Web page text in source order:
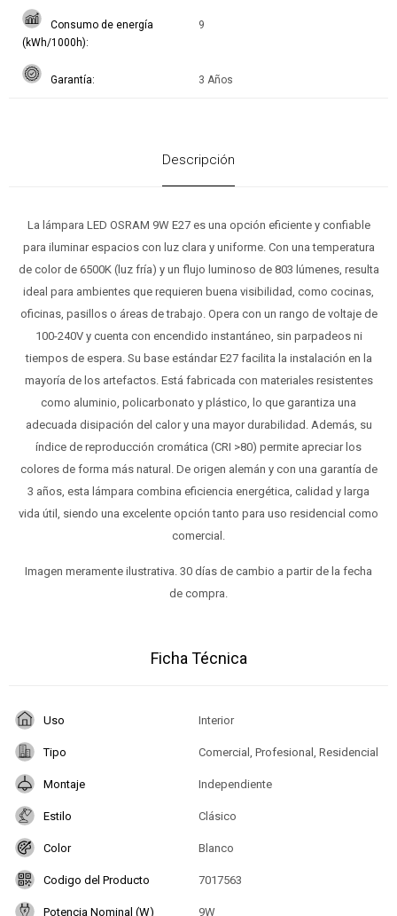
Consumo de energía
(kWh/1000h)
9
Garantía 3 Años
Descripción
La lámpara LED OSRAM 9W E27 es una opción eficiente y confiable
para iluminar espacios con luz clara y uniforme. Con una temperatura
de color de 6500K (luz fría) y un flujo luminoso de 803 lúmenes, resulta
ideal para ambientes que requieren buena visibilidad, como cocinas,
oficinas, pasillos o áreas de trabajo. Opera con un rango de voltaje de
100-240V y cuenta con encendido instantáneo, sin parpadeos ni
tiempos de espera. Su base estándar E27 facilita la instalación en la
mayoría de los artefactos. Está fabricada con materiales resistentes
como aluminio, policarbonato y plástico, lo que garantiza una
adecuada disipación del calor y una mayor durabilidad. Además, su
índice de reproducción cromática (CRI >80) permite apreciar los
colores de forma más natural. De origen alemán y con una garantía de
3 años, esta lámpara combina eficiencia energética, calidad y larga
vida útil, siendo una excelente opción tanto para uso residencial como
comercial.
Imagen meramente ilustrativa. 30 días de cambio a partir de la fecha
de compra.
Ficha Técnica
Uso Interior
Tipo Comercial, Profesional, Residencial
Montaje Independiente
Estilo Clásico
Color Blanco
Codigo del Producto 7017563
Potencia Nominal (W) 9W